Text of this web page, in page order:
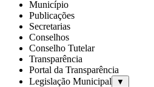
Município
Publicações
Secretarias
Conselhos
Conselho Tutelar
Transparência
Portal da Transparência
Legislação Municipal
▼